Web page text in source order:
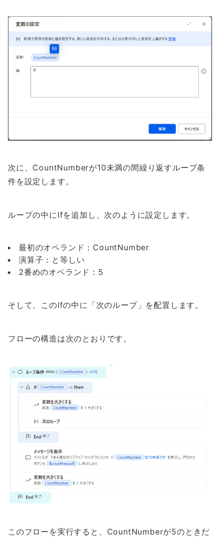
次に、CountNumberが10未満の間繰り返すループ条
件を設定します。
ループの中にIfを追加し、次のように設定します。
最初のオペランド：CountNumber
演算子：と等しい
2番めのオペランド：5
そして、このIfの中に「次のループ」を配置します。
フローの構造は次のとおりです。
このフローを実行すると、CountNumberが5のときだ